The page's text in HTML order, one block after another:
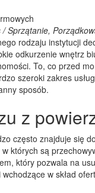
/ Sprzątanie,
rodzaju instytucji
odkurzenie wnętrz
To, co przed
szeroki zakres
sposób.
z
często znajduje się
których są
który pozwala na
w skład